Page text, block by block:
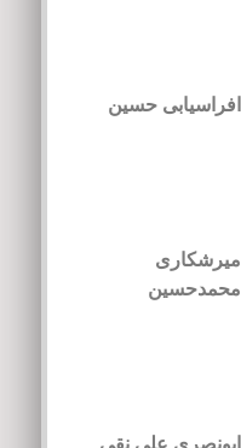
افراسیابی حسین
میرشکاری
محمدحسین
ابونصری علی نقی